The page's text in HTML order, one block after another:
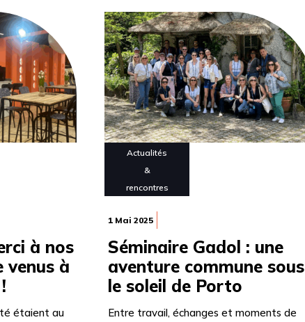
à nos
venus à
étaient au
Actualités
&
rencontres
1 Mai 2025
Séminaire Gadol : une
aventure commune sous
le soleil de Porto
Entre travail, échanges et moments de